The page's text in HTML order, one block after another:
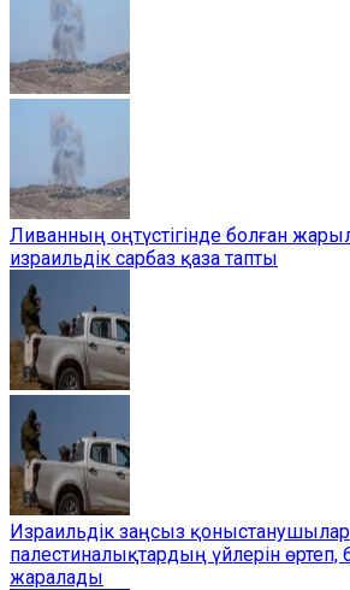
Ливанның оңтүстігінде болған
израильдік сарбаз қаза тапты
Израильдік заңсыз қоныстанушылар
палестиналықтардың үйлерін
жаралады